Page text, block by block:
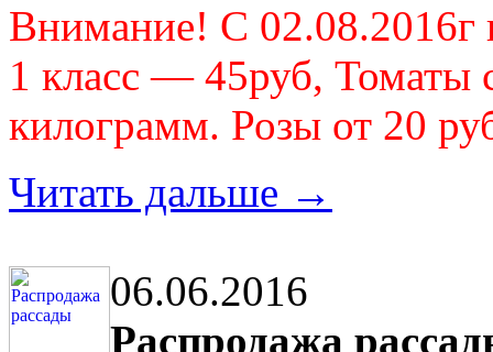
Внимание! С 02.08.2016г
1 класс — 45руб, Томаты
килограмм. Розы от 20
Читать дальше →
06.06.2016
Распродажа